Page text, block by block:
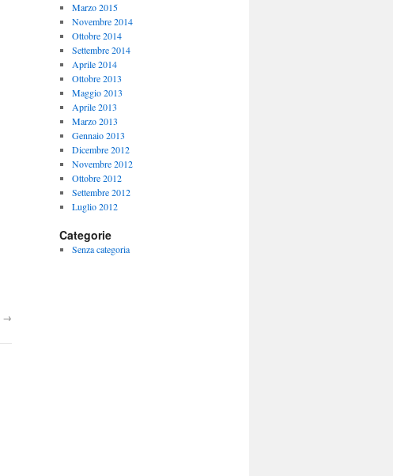
→
Marzo 2015
Novembre 2014
Ottobre 2014
Settembre 2014
Aprile 2014
Ottobre 2013
Maggio 2013
Aprile 2013
Marzo 2013
Gennaio 2013
Dicembre 2012
Novembre 2012
Ottobre 2012
Settembre 2012
Luglio 2012
Categorie
Senza categoria